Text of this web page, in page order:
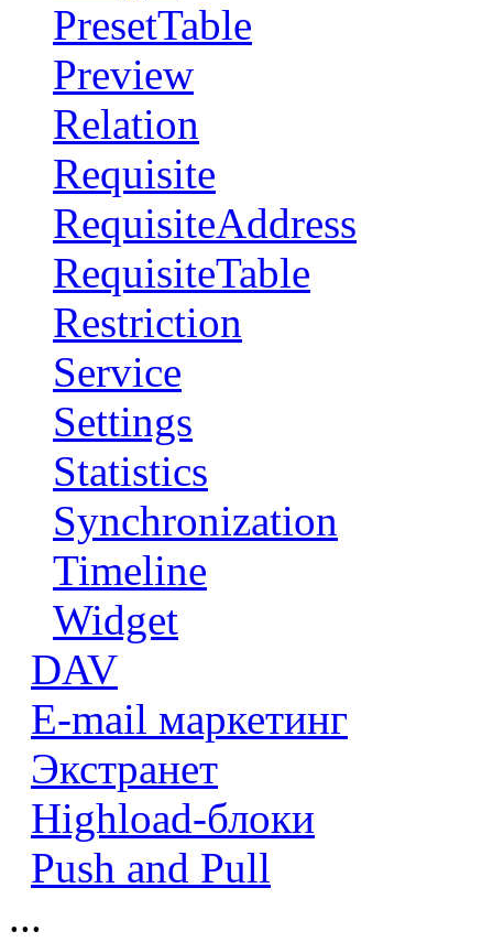
PresetTable
Preview
Relation
Requisite
RequisiteAddress
RequisiteTable
Restriction
Service
Settings
Statistics
Synchronization
Timeline
Widget
DAV
E-mail маркетинг
Экстранет
Highload-блоки
Push and Pull
...